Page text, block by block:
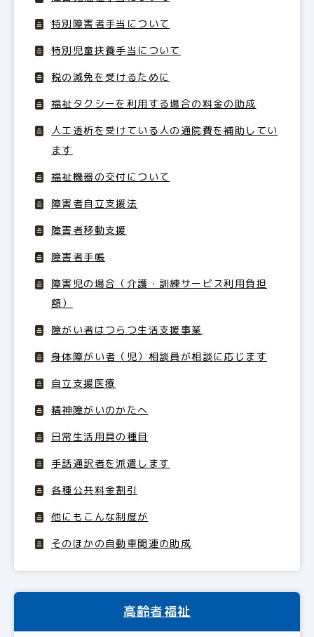
特別障害者手当について
特別児童扶養手当について
税の減免を受けるために
福祉タクシーを利用する場合の料金の助成
人工透析を受けている人の通院費を補助してい
ます
福祉機器の交付について
障害者自立支援法
障害者移動支援
障害者手帳
障害児の場合（介護・訓練サービス利用負担
額）
障がい者はつらつ生活支援事業
身体障がい者（児）相談員が相談に応じます
自立支援医療
精神障がいのかたへ
日常生活用具の種目
手話通訳者を派遣します
各種公共料金割引
他にもこんな制度が
そのほかの自動車関連の助成
高齢者福祉